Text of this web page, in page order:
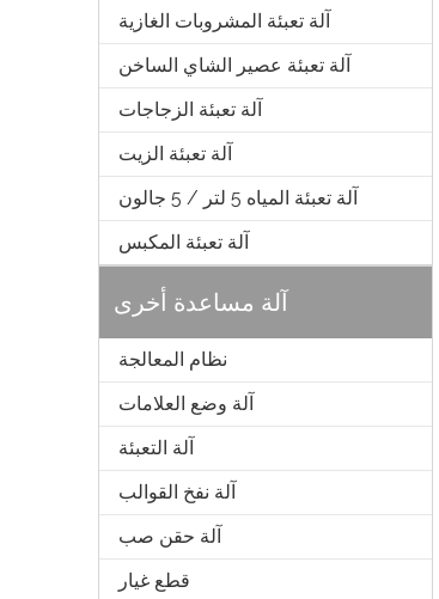
آلة تعبئة المشروبات الغازية
آلة تعبئة عصير الشاي الساخن
آلة تعبئة الزجاجات
آلة تعبئة الزيت
آلة تعبئة المياه 5 لتر / 5 جالون
آلة تعبئة المكبس
آلة مساعدة أخرى
نظام المعالجة
آلة وضع العلامات
آلة التعبئة
آلة نفخ القوالب
آلة حقن صب
قطع غيار